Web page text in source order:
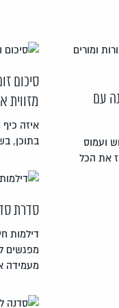
עם
ועמוס
את הכל
מזווית
איזה
בתוכן,
סדרת
דילמות
מפגשים
מעמידה